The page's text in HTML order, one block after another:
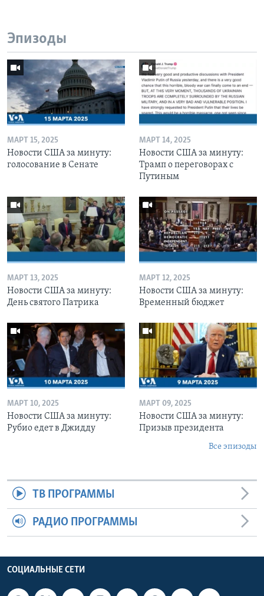
Эпизоды
МАРТ 15, 2025
Новости США за минуту:
голосование в Сенате
МАРТ 14, 2025
Новости США за минуту:
Трамп о переговорах с
Путиным
МАРТ 13, 2025
Новости США за минуту:
День святого Патрика
МАРТ 12, 2025
Новости США за минуту:
Временный бюджет
МАРТ 10, 2025
Новости США за минуту:
Рубио едет в Джидду
МАРТ 09, 2025
Новости США за минуту:
Призыв президента
Все эпизоды
ТВ ПРОГРАММЫ
РАДИО ПРОГРАММЫ
СОЦИАЛЬНЫЕ СЕТИ